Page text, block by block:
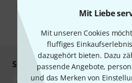
Mit Liebe
Mit unseren Cookies
fluffiges
dazugehört bieten. Dazu
passende Angebote,
und das Merken von
Abmeldung ist jederzeit möglich.
unseren
* Pflichtfeld
Sicher einkaufen & bezahlen